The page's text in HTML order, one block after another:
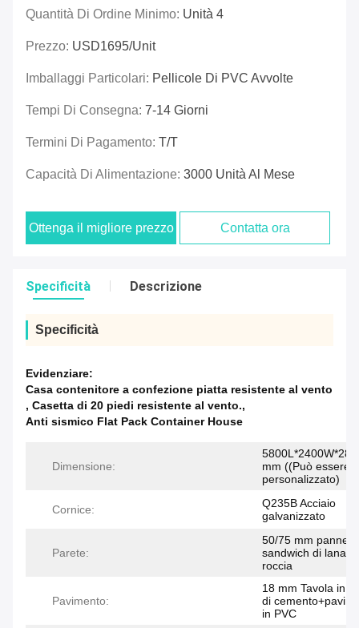
Quantità Di Ordine Minimo: Unità 4
Prezzo: USD1695/unit
Imballaggi Particolari: Pellicole Di PVC Avvolte
Tempi Di Consegna: 7-14 Giorni
Termini Di Pagamento: T/T
Capacità Di Alimentazione: 3000 Unità Al Mese
Ottenga il migliore prezzo Contatta ora
Specificità Descrizione
Specificità
Evidenziare:
Casa contenitore a confezione piatta resistente al vento
, Casetta di 20 piedi resistente al vento.,
Anti sismico Flat Pack Container House
Dimensione:
mm ((Può essere
personalizzato)
Cornice:
Q235B Acciaio
galvanizzato
Parete:
50/75 mm pannello
sandwich di lana di
roccia
Pavimento:
18 mm Tavola in
di
in PVC